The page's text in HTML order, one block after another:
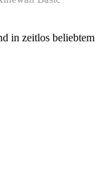
in zeitlos beliebtem